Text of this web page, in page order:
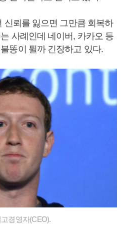
신뢰를 잃으면 그만큼 회복하
사례인데 네이버, 카카오 등
똥이 튈까 긴장하고 있다.
경영자(CEO).